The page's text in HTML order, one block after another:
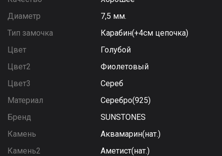
Диаметр
7,5 мм.
Тип замочка
Карабин(+4см цепочка)
Цвет
Голубой
Цвет2
Фиолетовый
Цвет3
Сереб
Материал
Серебро(925)
Бренд
SUNSTONES
Камень
Аквамарин(нат.)
Камень2
Аметист(нат.)